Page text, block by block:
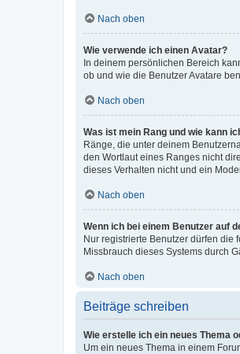
Nach oben
Wie verwende ich einen Avatar?
In deinem persönlichen Bereich
ob und wie die Benutzer Avatare
Nach oben
Was ist mein Rang und wie kann
Ränge, die unter deinem
den Wortlaut eines Ranges nicht
dieses Verhalten nicht und ein
Nach oben
Wenn ich bei einem Benutzer auf
Nur registrierte Benutzer dürfen
Missbrauch dieses Systems durch
Nach oben
Beiträge schreiben
Wie erstelle ich ein neues Thema
Um ein neues Thema in einem